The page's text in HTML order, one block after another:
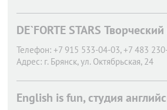
DE`FORTE STARS
Телефон: +7 915 533-04-03, +7 483
Адрес: г. Брянск, ул. Октябрьская, 24
English is fun, студия